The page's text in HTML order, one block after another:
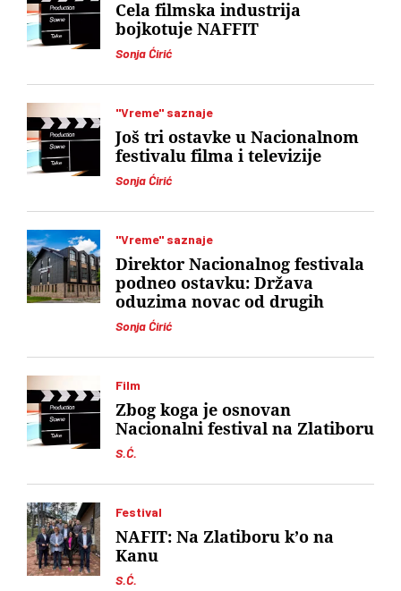
Sonja Ćirić
Cela filmska industrija
bojkotuje NAFFIT
"Vreme" saznaje
Sonja Ćirić
Još tri ostavke u Nacionalnom
festivalu filma i televizije
"Vreme" saznaje
Sonja Ćirić
Direktor Nacionalnog festivala
podneo ostavku: Država
oduzima novac od drugih
Film
S.Ć.
Zbog koga je osnovan
Nacionalni festival na Zlatiboru
Festival
S.Ć.
NAFIT: Na Zlatiboru k’o na
Kanu